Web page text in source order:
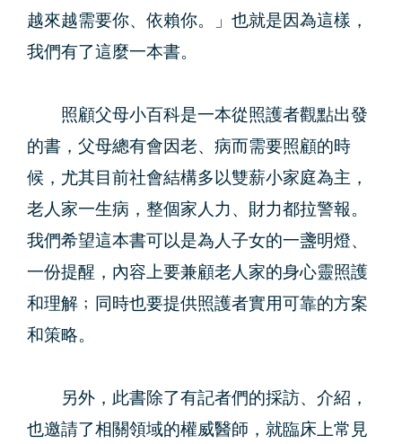
越來越需要你、依賴你。」也就是因為這樣，
我們有了這麼一本書。
照顧父母小百科是一本從照護者觀點出發
的書，父母總有會因老、病而需要照顧的時
候，尤其目前社會結構多以雙薪小家庭為主，
老人家一生病，整個家人力、財力都拉警報。
我們希望這本書可以是為人子女的一盞明燈、
一份提醒，內容上要兼顧老人家的身心靈照護
和理解﹔同時也要提供照護者實用可靠的方案
和策略。
另外，此書除了有記者們的採訪、介紹，
也邀請了相關領域的權威醫師，就臨床上常見